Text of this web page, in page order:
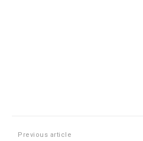
Previous article